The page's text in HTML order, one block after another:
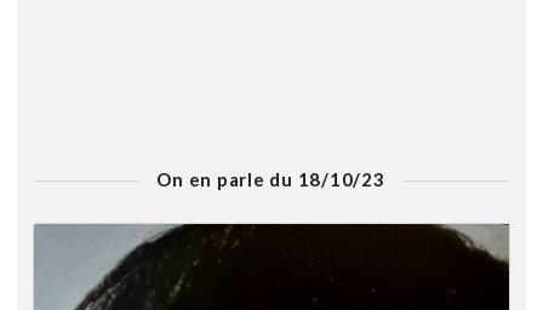
On en parle du 18/10/23